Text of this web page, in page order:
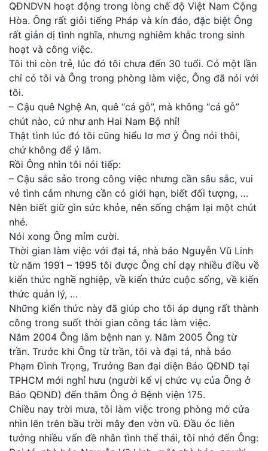
QĐNDVN hoạt động trong lòng chế độ Việt Nam Cộng
Hòa. Ông rất giỏi tiếng Pháp và kín đáo, đặc biệt Ông
rất giản dị tình nghĩa, nhưng nghiêm khắc trong sinh
hoạt và công việc.
Tôi thì còn trẻ, lúc đó tôi chưa đến 30 tuổi. Có một lần
chỉ có tôi và Ông trong phòng làm việc, Ông đã nói với
tôi.
– Cậu quê Nghệ An, quê “cá gỗ”, mà không “cá gỗ”
chút nào, cứ như anh Hai Nam Bộ nhỉ!
Thật tình lúc đó tôi cũng hiểu lơ mơ ý Ông nói thôi,
chứ không để ý lắm.
Rồi Ông nhìn tôi nói tiếp:
– Cậu sắc sảo trong công việc nhưng cần sâu sắc, vui
vẻ tình cảm nhưng cần có giới hạn, biết đối tượng, …
Nên biết giữ gìn sức khỏe, nên sống chậm lại một chút
nhé.
Nói xong Ông mỉm cười.
Thời gian làm việc với đại tá, nhà báo Nguyễn Vũ Linh
từ năm 1991 – 1995 tôi được Ông chỉ dạy nhiều điều về
kiến thức nghề nghiệp, về kiến thức cuộc sống, về kiến
thức quản lý, …
Những kiến thức này đã giúp cho tôi áp dụng rất thành
công trong suốt thời gian công tác làm việc.
Năm 2004 Ông lâm bệnh nan y. Năm 2005 Ông từ
trần. Trước khi Ông từ trần, tôi và đại tá, nhà báo
Phạm Đình Trọng, Trưởng Ban đại diện Báo QĐND tại
TPHCM mới nghỉ hưu (người kế vị chức vụ của Ông ở
Báo QĐND) đến thăm Ông ở Bệnh viện 175.
Chiều nay trời mưa, tôi làm việc trong phòng mở cửa
nhìn lên trên bầu trời mây đen vờn vũ. Đầu óc liên
tưởng nhiều vấn đề nhân tình thế thái, tôi nhớ đến Ông: